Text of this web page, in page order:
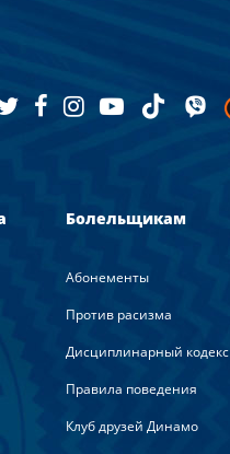
Болельщикам
Абонементы
Против расизма
Дисциплинарный кодекс
Правила поведения
Клуб друзей Динамо